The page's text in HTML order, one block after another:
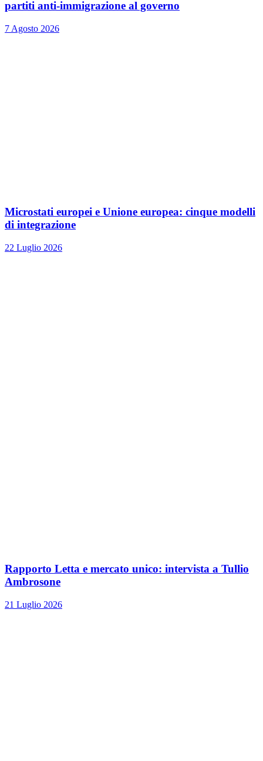
partiti anti-immigrazione al governo
7 Agosto 2026
Microstati europei e Unione europea: cinque modelli
di integrazione
22 Luglio 2026
Rapporto Letta e mercato unico: intervista a Tullio
Ambrosone
21 Luglio 2026